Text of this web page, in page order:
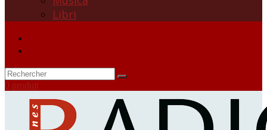
Libri
0 produit